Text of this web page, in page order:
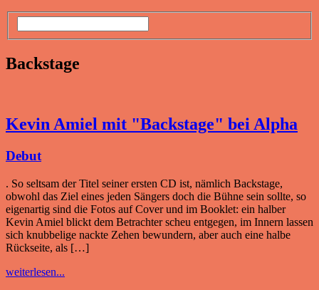
Backstage
Kevin Amiel mit "Backstage" bei Alpha
Debut
. So seltsam der Titel seiner ersten CD ist, nämlich Backstage,
obwohl das Ziel eines jeden Sängers doch die Bühne sein sollte, so
eigenartig sind die Fotos auf Cover und im Booklet: ein halber
Kevin Amiel blickt dem Betrachter scheu entgegen, im Innern lassen
sich knubbelige nackte Zehen bewundern, aber auch eine halbe
Rückseite, als […]
weiterlesen...